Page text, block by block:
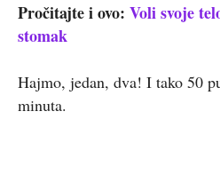
Pročitajte i ovo: Voli svoje
stomak
Hajmo, jedan, dva! I tako 50
minuta.